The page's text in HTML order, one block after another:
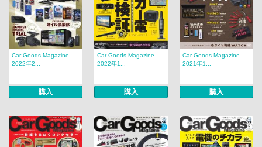
Car Goods Magazine
2022年2...
購入
Car Goods Magazine
2022年1...
購入
Car Goods Magazine
2021年1...
購入